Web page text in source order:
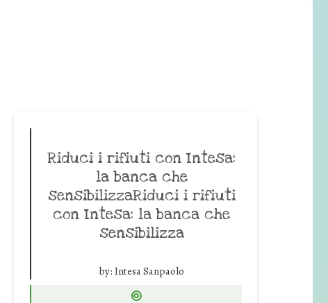
Riduci i rifiuti con Intesa:
la banca che
sensibilizzaRiduci i rifiuti
con Intesa: la banca che
sensibilizza
by: Intesa Sanpaolo